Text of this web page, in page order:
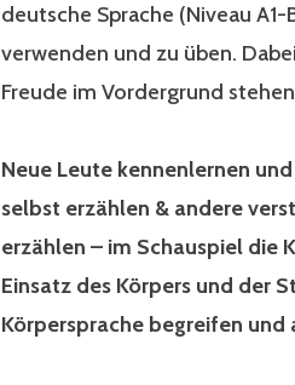
deutsche Sprache (Niveau A1-
verwenden und zu üben.
Freude im Vordergrund
Neue Leute kennenlernen
selbst erzählen & andere
erzählen – im Schauspiel die
Einsatz des Körpers und der
Körpersprache begreifen und